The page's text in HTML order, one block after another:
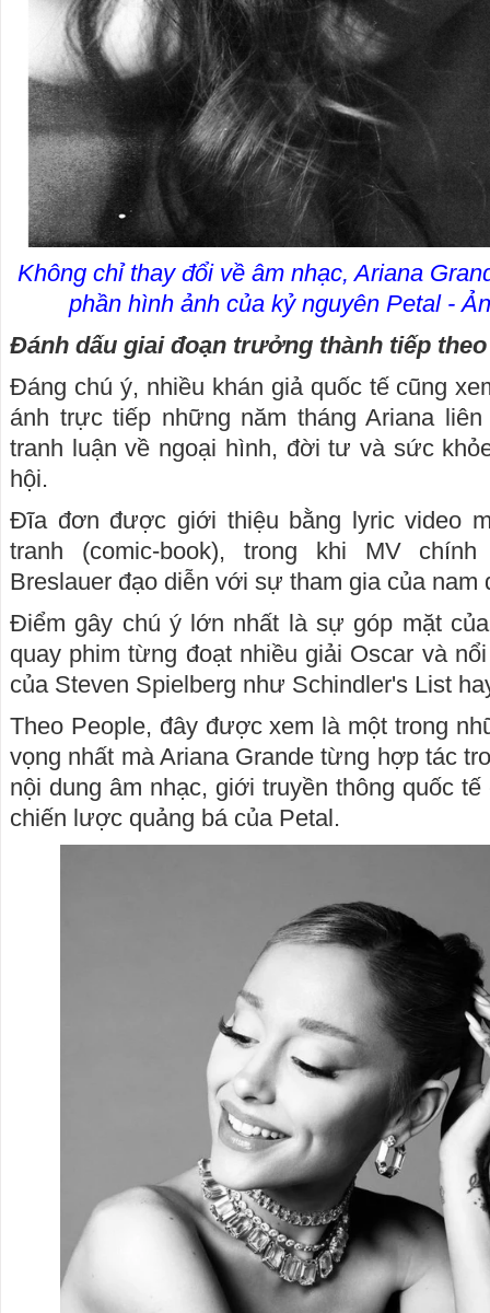
Không chỉ thay đổi về âm nhạc, Ariana
phần hình ảnh của kỷ nguyên Petal -
Đánh dấu giai đoạn trưởng thành tiếp theo
Đáng chú ý, nhiều khán giả quốc tế cũng
ánh trực tiếp những năm tháng Ariana
tranh luận về ngoại hình, đời tư và sức
hội.
Đĩa đơn được giới thiệu bằng lyric video
tranh (comic-book), trong khi MV
Breslauer đạo diễn với sự tham gia của nam
Điểm gây chú ý lớn nhất là sự góp mặt
quay phim từng đoạt nhiều giải Oscar và
của Steven Spielberg như Schindler's List
Theo People, đây được xem là một trong
vọng nhất mà Ariana Grande từng hợp tác
nội dung âm nhạc, giới truyền thông quốc
chiến lược quảng bá của Petal.